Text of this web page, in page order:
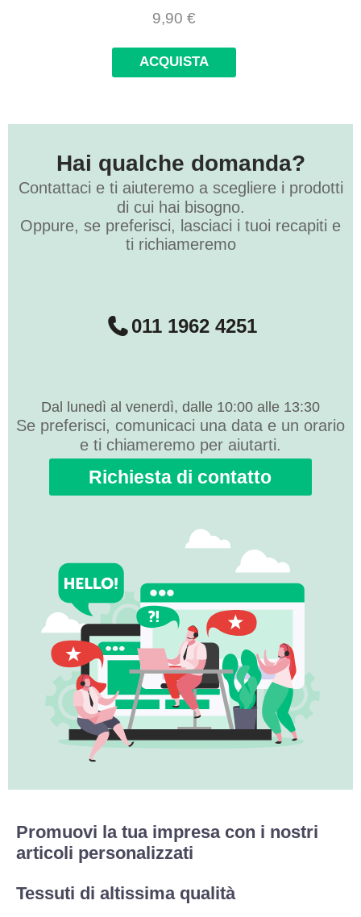
9,90 €
ACQUISTA
Hai qualche domanda?
Contattaci e ti aiuteremo a scegliere i prodotti
di cui hai bisogno.
Oppure, se preferisci, lasciaci i tuoi recapiti e
ti richiameremo
011 1962 4251
Dal lunedì al venerdì, dalle 10:00 alle 13:30
Se preferisci, comunicaci una data e un orario
e ti chiameremo per aiutarti.
Richiesta di contatto
Promuovi la tua impresa con i nostri
articoli personalizzati
Tessuti di altissima qualità